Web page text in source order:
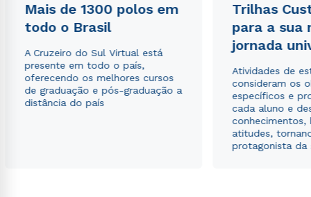
Mais de 1300 polos em
todo o Brasil
A Cruzeiro do Sul Virtual está
presente em todo o país,
oferecendo os melhores cursos
de graduação e pós-graduação a
distância do país
Trilhas
para a sua
jornada
Atividades de
consideram os
específicos e
cada aluno e
conhecimentos,
atitudes,
protagonista da